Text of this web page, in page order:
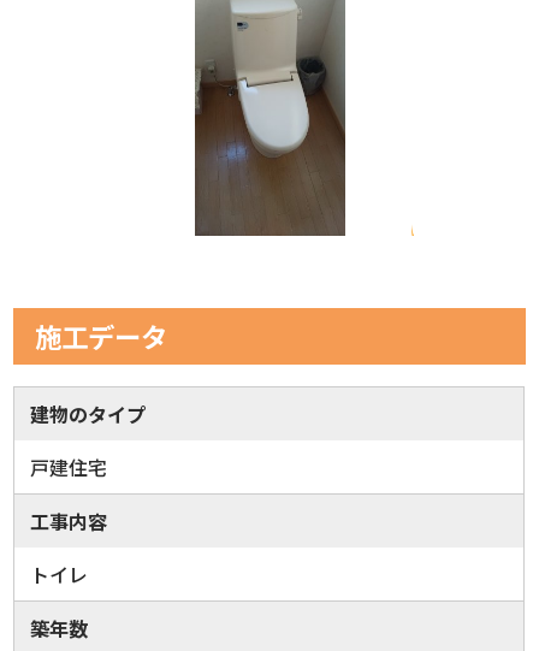
施工データ
建物のタイプ
戸建住宅
工事内容
トイレ
築年数